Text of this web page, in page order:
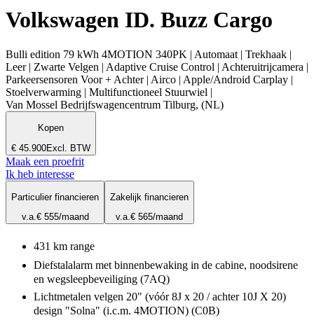
Volkswagen ID. Buzz Cargo
Bulli edition 79 kWh 4MOTION 340PK | Automaat | Trekhaak |
Leer | Zwarte Velgen | Adaptive Cruise Control | Achteruitrijcamera |
Parkeersensoren Voor + Achter | Airco | Apple/Android Carplay |
Stoelverwarming | Multifunctioneel Stuurwiel |
Van Mossel Bedrijfswagencentrum Tilburg, (NL)
Kopen
€ 45.900Excl. BTW
Maak een proefrit
Ik heb interesse
Particulier financieren
v.a.€ 555/maand
Zakelijk financieren
v.a.€ 565/maand
431 km range
Diefstalalarm met binnenbewaking in de cabine, noodsirene
en wegsleepbeveiliging (7AQ)
Lichtmetalen velgen 20" (vóór 8J x 20 / achter 10J X 20)
design "Solna" (i.c.m. 4MOTION) (C0B)